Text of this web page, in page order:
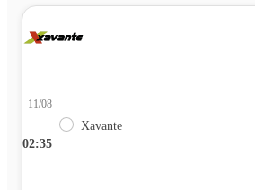
02:35
11/08
Xavante